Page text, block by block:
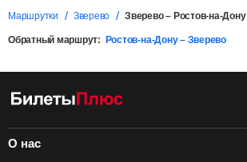
Маршрутки Зверево Зверево – Ростов-на-Дону
Обратный маршрут: Ростов-на-Дону – Зверево
О нас